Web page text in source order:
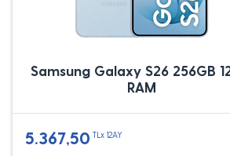
Samsung Galaxy S26 256GB
RAM
5.367,50 TLx 12AY